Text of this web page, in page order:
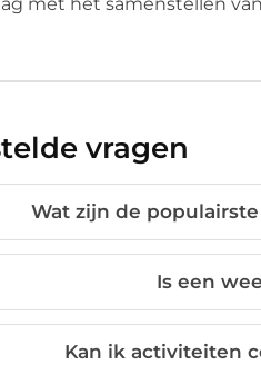
vragen
Wat zijn de
Is een
Kan ik activiteiten